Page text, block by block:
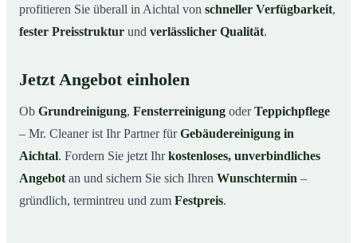
profitieren Sie überall in Aichtal von schneller Verfügbarkeit,
fester Preisstruktur und verlässlicher Qualität.
Jetzt Angebot einholen
Ob Grundreinigung, Fensterreinigung oderTeppichpflege
– Mr. Cleaner ist Ihr Partner fürGebäudereinigung in
Aichtal. Fordern Sie jetzt Ihrkostenloses, unverbindliches
Angebot an und sichern Sie sich Ihren Wunschtermin –
gründlich, termintreu und zum Festpreis.